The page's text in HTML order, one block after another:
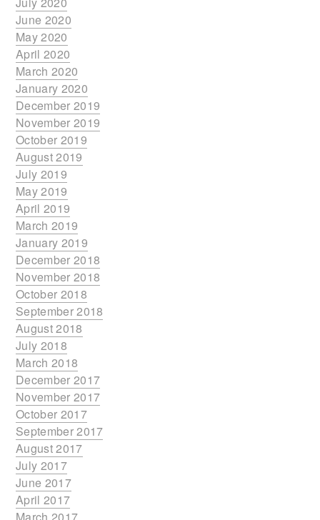
June 2020
May 2020
April 2020
March 2020
January 2020
December 2019
November 2019
October 2019
August 2019
July 2019
May 2019
April 2019
March 2019
January 2019
December 2018
November 2018
October 2018
September 2018
August 2018
July 2018
March 2018
December 2017
November 2017
October 2017
September 2017
August 2017
July 2017
June 2017
April 2017